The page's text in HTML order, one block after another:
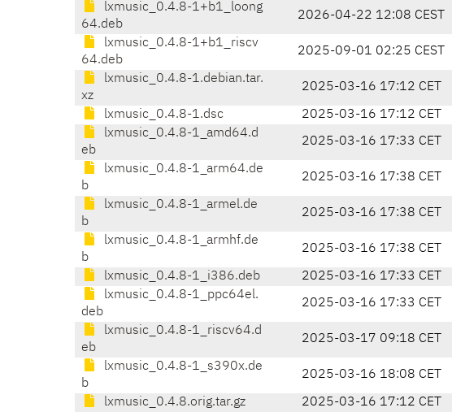
lxmusic_0.4.8-1+b1_loong
64.deb
2026-04-22 12:08 CEST
lxmusic_0.4.8-1+b1_riscv
64.deb
2025-09-01 02:25 CEST
lxmusic_0.4.8-1.debian.tar.
xz
2025-03-16 17:12 CET
lxmusic_0.4.8-1.dsc 2025-03-16 17:12 CET
lxmusic_0.4.8-1_amd64.d
eb
2025-03-16 17:33 CET
lxmusic_0.4.8-1_arm64.de
b
2025-03-16 17:38 CET
lxmusic_0.4.8-1_armel.de
b
2025-03-16 17:38 CET
lxmusic_0.4.8-1_armhf.de
b
2025-03-16 17:38 CET
lxmusic_0.4.8-1_i386.deb 2025-03-16 17:33 CET
lxmusic_0.4.8-1_ppc64el.
deb
2025-03-16 17:33 CET
lxmusic_0.4.8-1_riscv64.d
eb
2025-03-17 09:18 CET
lxmusic_0.4.8-1_s390x.de
b
2025-03-16 18:08 CET
lxmusic_0.4.8.orig.tar.gz 2025-03-16 17:12 CET